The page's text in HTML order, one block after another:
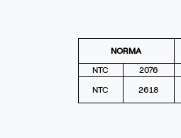
NORMA
NTC
2076
NTC
2618